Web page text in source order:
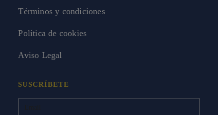
Términos y condiciones
Política de cookies
Aviso Legal
SUSCRÍBETE